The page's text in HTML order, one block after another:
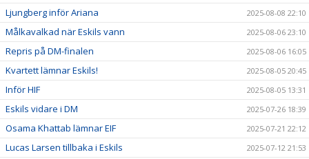
Ljungberg inför Ariana 2025-08-08 22:10
Målkavalkad när Eskils vann 2025-08-06 23:10
Repris på DM-finalen 2025-08-06 16:05
Kvartett lämnar Eskils! 2025-08-05 20:45
Inför HIF 2025-08-05 13:31
Eskils vidare i DM 2025-07-26 18:39
Osama Khattab lämnar EIF 2025-07-21 22:12
Lucas Larsen tillbaka i Eskils 2025-07-12 21:53